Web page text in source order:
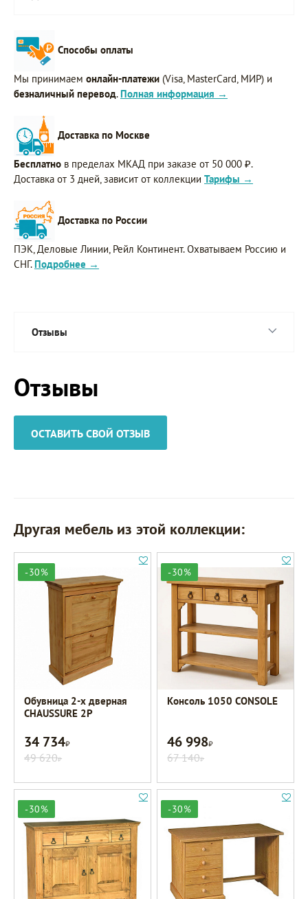
Способы оплаты
Мы принимаем онлайн-платежи (Visa, MasterCard, МИР) и
безналичный перевод. Полная информация →
Доставка по Москве
Бесплатно в пределах МКАД при заказе от 50 000 ₽.
Доставка от 3 дней, зависит от коллекции Тарифы →
Доставка по России
ПЭК, Деловые Линии, Рейл Континент. Охватываем Россию и
СНГ. Подробнее →
Отзывы
Отзывы
ОСТАВИТЬ СВОЙ ОТЗЫВ
Другая мебель из этой коллекции:
-30%
Обувница 2-х дверная
CHAUSSURE 2P
34 734Р
49 620Р
-30%
Консоль 1050 CONSOLE
46 998Р
67 140Р
-30% -30%